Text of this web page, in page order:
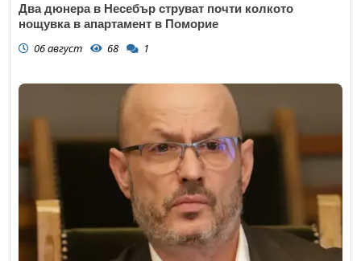
Два дюнера в Несебър струват почти колкото
нощувка в апартамент в Поморие
06 август 68 1